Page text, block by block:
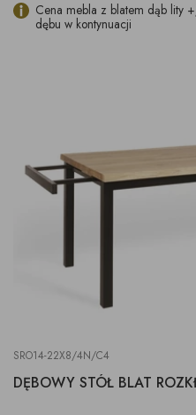
Cena mebla z blatem dąb lity
dębu w kontynuacji
SRO14-22X8/4N/C4
DĘBOWY STÓŁ BLAT